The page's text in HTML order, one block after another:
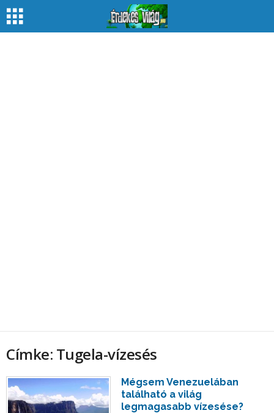
Címke: Tugela-vízesés
Mégsem Venezuelában
található a világ
legmagasabb vízesése?